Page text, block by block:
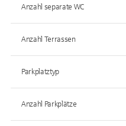
Anzahl separate WC
Anzahl Terrassen
Parkplatztyp
Anzahl Parkplätze